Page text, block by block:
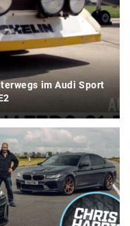
im Audi Sport